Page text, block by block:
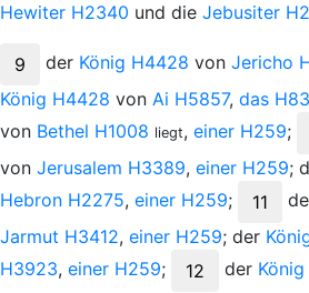
Hewiter H2340 und die Jebusiter
9 der König H4428 von Jericho
König H4428 von Ai H5857, das
von Bethel H1008 liegt, einer H259;
von Jerusalem H3389, einer H259;
Hebron H2275, einer H259; 11
Jarmut H3412, einer H259; der
H3923, einer H259; 12 der König